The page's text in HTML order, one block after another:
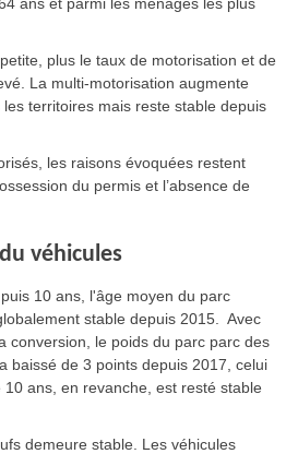
plus le taux de motorisation et de
La multi-motorisation augmente
territoires mais reste stable depuis
les raisons évoquées restent
du permis et l’absence de
véhicules
10 ans, l'âge moyen du parc
stable depuis 2015. Avec
conversion, le poids du parc parc des
baissé de 3 points depuis 2017, celui
ans, en revanche, est resté stable
demeure stable. Les véhicules